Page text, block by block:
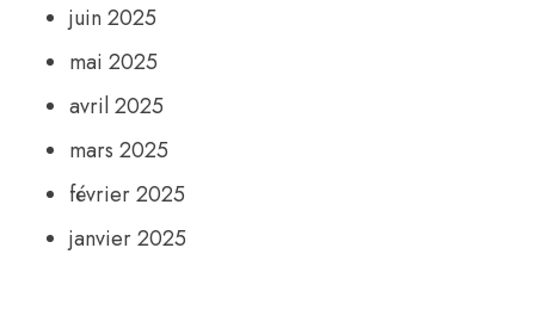
juin 2025
mai 2025
avril 2025
mars 2025
février 2025
janvier 2025